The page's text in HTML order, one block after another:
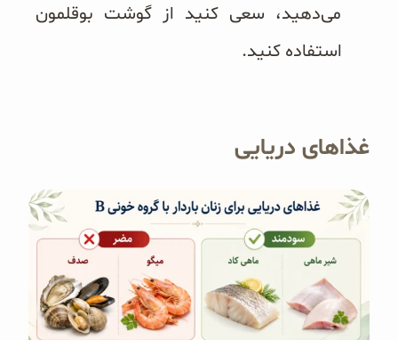
می‌دهید، سعی کنید از گوشت بوقلمون
استفاده کنید.
غذاهای دریایی